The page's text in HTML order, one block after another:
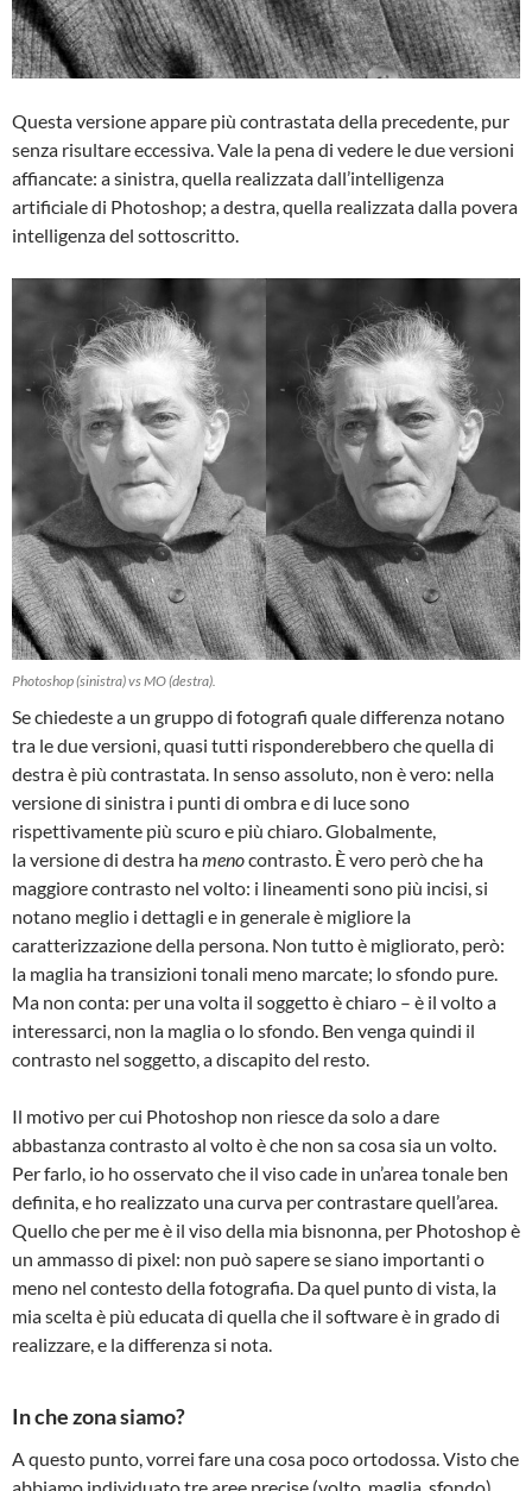
Questa versione appare più contrastata della precedente, pur
senza risultare eccessiva. Vale la pena di vedere le due versioni
affiancate: a sinistra, quella realizzata dall’intelligenza
artificiale di Photoshop; a destra, quella realizzata dalla povera
intelligenza del sottoscritto.
Photoshop (sinistra) vs MO (destra).
Se chiedeste a un gruppo di fotografi quale differenza notano
tra le due versioni, quasi tutti risponderebbero che quella di
destra è più contrastata. In senso assoluto, non è vero: nella
versione di sinistra i punti di ombra e di luce sono
rispettivamente più scuro e più chiaro. Globalmente,
la versione di destra hamenocontrasto. È vero però che ha
maggiore contrasto nel volto: i lineamenti sono più incisi, si
notano meglio i dettagli e in generale è migliore la
caratterizzazione della persona. Non tutto è migliorato, però:
la maglia ha transizioni tonali meno marcate; lo sfondo pure.
Ma non conta: per una volta il soggetto è chiaro – è il volto a
interessarci, non la maglia o lo sfondo. Ben venga quindi il
contrasto nel soggetto, a discapito del resto.
Il motivo per cui Photoshop non riesce da solo a dare
abbastanza contrasto al volto è che non sa cosa sia un volto.
Per farlo, io ho osservato che il viso cade in un’area tonale ben
definita, e ho realizzato una curva per contrastare quell’area.
Quello che per me è il viso della mia bisnonna, per Photoshop è
un ammasso di pixel: non può sapere se siano importanti o
meno nel contesto della fotografia. Da quel punto di vista, la
mia scelta è più educata di quella che il software è in grado di
realizzare, e la differenza si nota.
In che zona siamo?
A questo punto, vorrei fare una cosa poco ortodossa. Visto che